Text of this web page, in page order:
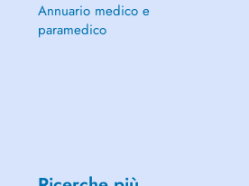
Annuario medico e
paramedico